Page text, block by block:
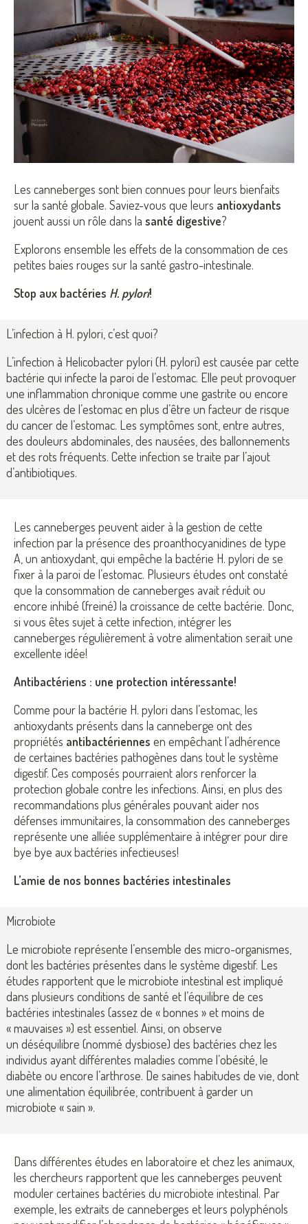
Les canneberges sont bien connues pour leurs bienfaits
sur la santé globale. Saviez-vous que leurs antioxydants
jouent aussi un rôle dans la santé digestive?
Explorons ensemble les effets de la consommation de ces
petites baies rouges sur la santé gastro-intestinale.
Stop aux bactéries H. pylori!
L’infection à H. pylori, c’est quoi?
L’infection à Helicobacter pylori (H. pylori) est causée par cette
bactérie qui infecte la paroi de l’estomac. Elle peut provoquer
une inflammation chronique comme une gastrite ou encore
des ulcères de l’estomac en plus d’être un facteur de risque
du cancer de l’estomac. Les symptômes sont, entre autres,
des douleurs abdominales, des nausées, des ballonnements
et des rots fréquents. Cette infection se traite par l’ajout
d’antibiotiques.
Les canneberges peuvent aider à la gestion de cette
infection par la présence des proanthocyanidines de type
A, un antioxydant, qui empêche la bactérie H. pylori de se
fixer à la paroi de l’estomac. Plusieurs études ont constaté
que la consommation de canneberges avait réduit ou
encore inhibé (freiné) la croissance de cette bactérie. Donc,
si vous êtes sujet à cette infection, intégrer les
canneberges régulièrement à votre alimentation serait une
excellente idée!
Antibactériens : une protection intéressante!
Comme pour la bactérie H. pylori dans l’estomac, les
antioxydants présents dans la canneberge ont des
propriétés antibactériennes en empêchant l’adhérence
de certaines bactéries pathogènes dans tout le système
digestif. Ces composés pourraient alors renforcer la
protection globale contre les infections. Ainsi, en plus des
recommandations plus générales pouvant aider nos
défenses immunitaires, la consommation des canneberges
représente une alliée supplémentaire à intégrer pour dire
bye bye aux bactéries infectieuses!
L’amie de nos bonnes bactéries intestinales
Microbiote
Le microbiote représente l’ensemble des micro-organismes,
dont les bactéries présentes dans le système digestif. Les
études rapportent que le microbiote intestinal est impliqué
dans plusieurs conditions de santé et l’équilibre de ces
bactéries intestinales (assez de « bonnes » et moins de
« mauvaises ») est essentiel. Ainsi, on observe
un déséquilibre (nommé dysbiose) des bactéries chez les
individus ayant différentes maladies comme l’obésité, le
diabète ou encore l’arthrose. De saines habitudes de vie, dont
une alimentation équilibrée, contribuent à garder un
microbiote « sain ».
Dans différentes études en laboratoire et chez les animaux,
les chercheurs rapportent que les canneberges peuvent
moduler certaines bactéries du microbiote intestinal. Par
exemple, les extraits de canneberges et leurs polyphénols